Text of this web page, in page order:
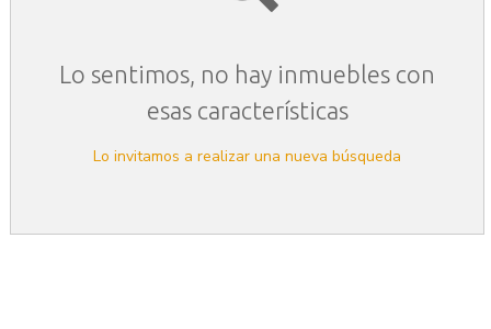
Lo sentimos, no hay inmuebles con
esas características
Lo invitamos a realizar una nueva búsqueda